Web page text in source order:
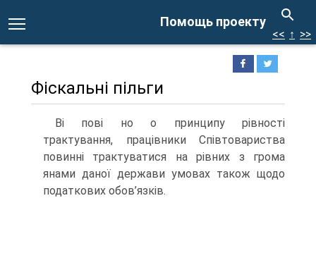
Помощь проекту
<< ↑ >>
Фіскальні пільги
Ві пові но о принципу рівності
трактування, працівники Співтовариства
повинні трактуватися на рівних з грома
янами даної держави умовах також щодо
податкових обов’язків.